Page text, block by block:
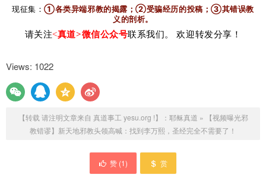
现征集：①各类异端邪教的揭露；②受骗经历的投稿；③其错误教
义的剖析。
请关注<真道>微信公众号联系我们。 欢迎转发分享！
Views: 1022
【转载 请注明文章来自 真道事工 yesu.org !】： 耶稣真道 »
【视频曝光邪
教错谬】新天地邪教头领高喊：找到李万熙，圣经完全不需要了！
赞 (1) 赏